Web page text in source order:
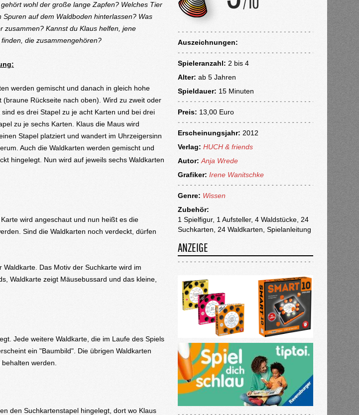
wohl der große lange Zapfen? Welches Tier
Spuren auf dem Waldboden hinterlassen? Was
zusammen? Kannst du Klaus helfen, jene
die zusammengehören?
werden gemischt und danach in gleich hohe
(braune Rückseite nach oben). Wird zu zweit oder
es drei Stapel zu je acht Karten und bei drei
zu je sechs Karten. Klaus die Maus wird
Stapel platziert und wandert im Uhrzeigersinn
Auch die Waldkarten werden gemischt und
hingelegt. Nun wird auf jeweils sechs Waldkarten
wird angeschaut und nun heißt es die
Sind die Waldkarten noch verdeckt, dürfen
Das Motiv der Suchkarte wird im
Waldkarte zeigt Mäusebussard und das kleine,
Jede weitere Waldkarte, die im Laufe des Spiels
ein "Baumbild". Die übrigen Waldkarten
werden.
den Suchkartenstapel hingelegt, dort wo Klaus
Auszeichnungen:
Spieleranzahl: 2 bis 4
Alter: ab 5 Jahren
Spieldauer: 15 Minuten
Preis: 13,00 Euro
Erscheinungsjahr: 2012
Verlag: HUCH & friends
Autor: Anja Wrede
Grafiker: Irene Wanitschke
Genre: Wissen
Zubehör:
1 Spielfigur, 1 Aufsteller, 4 Waldstücke, 24
Suchkarten, 24 Waldkarten, Spielanleitung
ANZEIGE